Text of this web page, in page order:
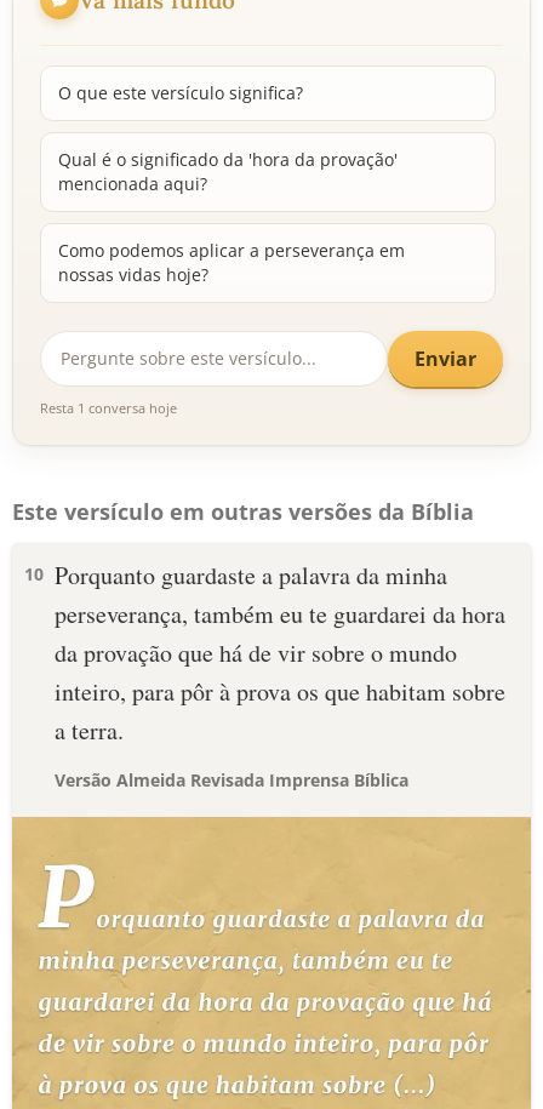
O que este versículo significa?
Qual é o significado da 'hora da provação'
mencionada aqui?
Como podemos aplicar a perseverança em
nossas vidas hoje?
Enviar
Resta 1 conversa hoje
Este versículo em outras versões da Bíblia
10 Porquanto guardaste a palavra da minha
perseverança, também eu te guardarei da hora
da provação que há de vir sobre o mundo
inteiro, para pôr à prova os que habitam sobre
a terra.
Versão Almeida Revisada Imprensa Bíblica